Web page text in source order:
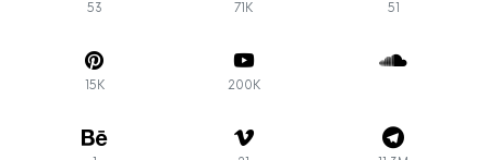
53 71K 51
15K 200K